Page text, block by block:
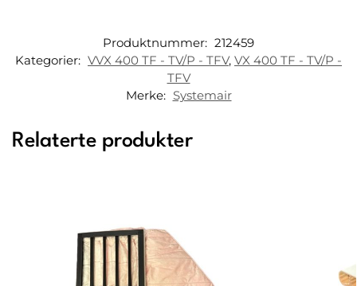
Produktnummer: 212459
Kategorier: VVX 400 TF - TV/P - TFV, VX 400 TF - TV/P -
TFV
Merke: Systemair
Relaterte produkter